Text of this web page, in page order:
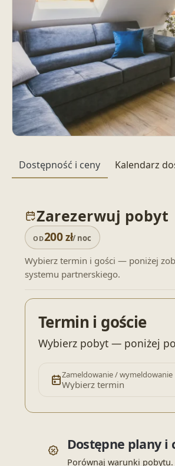
Dostępność i ceny Kalendarz
Zarezerwuj pobyt
OD200zł/ noc
Wybierz termin i gości — poniżej
systemu partnerskiego.
Termin i goście
Wybierz pobyt — poniżej
Zameldowanie / wymeldowanie
Wybierz termin
Dostępne plany i
Porównaj warunki pobytu.